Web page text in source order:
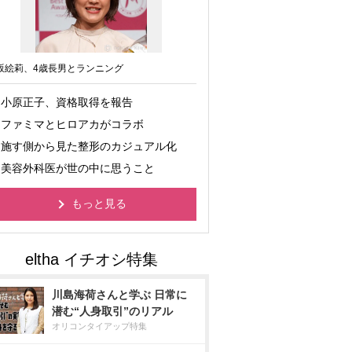
絵莉、4歳長男とランニング
小原正子、資格取得を報告
ファミマとヒロアカがコラボ
施す側から見た整形のカジュアル化
美容外科医が世の中に思うこと
もっと見る
川島海荷さんと学ぶ 日常に
潜む“人身取引”のリアル
オリコンタイアップ特集